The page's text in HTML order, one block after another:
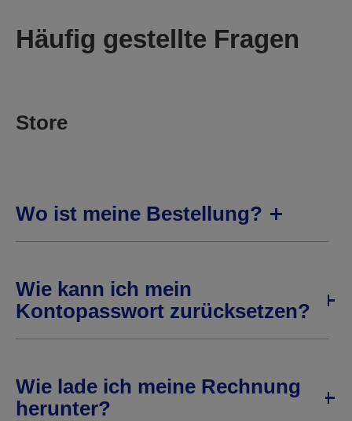
Häufig gestellte Fragen
Store
Wo ist meine Bestellung?
Wie kann ich mein
Kontopasswort zurücksetzen?
Wie lade ich meine Rechnung
herunter?